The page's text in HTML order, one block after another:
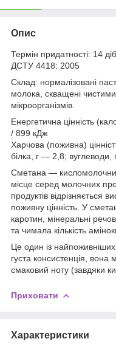
Опис
Термін придатності: 14 діб
ДСТУ 4418: 2005
Склад: нормалізовані
молока, скващені
мікроорганізмів.
Енергетична цінність
/ 899 кДж
Харчова (поживна)
білка, г — 2,8; вуглеводи,
Сметана —
місце серед молочних
продуктів відрізняється
поживну цінність. У
каротин, мінеральні
та чимала кількість
Це один із
густа консистенція, вона
смаковий ноту (завдяки
Приховати
Характеристики